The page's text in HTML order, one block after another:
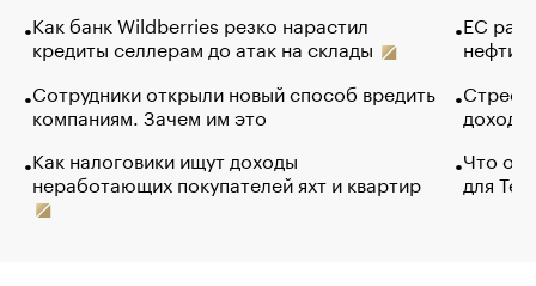
Как банк Wildberries резко нарастил
кредиты селлерам до атак на склады
Сотрудники открыли новый способ вредить
компаниям. Зачем им это
Как налоговики ищут доходы
неработающих покупателей яхт и квартир
ЕС
нефти
Что
для